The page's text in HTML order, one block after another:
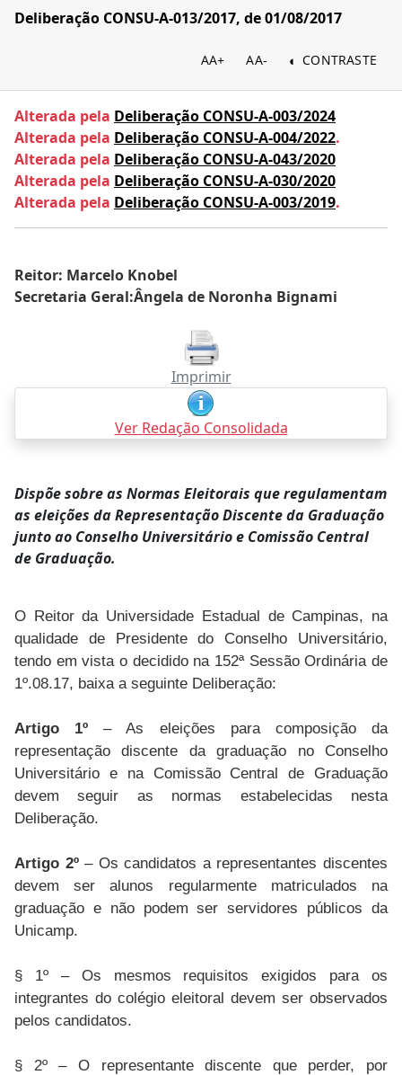
Deliberação CONSU-A-013/2017, de 01/08/2017
AA+ AA- CONTRASTE
Alterada pela Deliberação CONSU-A-003/2024
Alterada pela Deliberação CONSU-A-004/2022.
Alterada pela Deliberação CONSU-A-043/2020
Alterada pela Deliberação CONSU-A-030/2020
Alterada pela Deliberação CONSU-A-003/2019.
Reitor: Marcelo Knobel
Secretaria Geral:Ângela de Noronha Bignami
Imprimir
Ver Redação Consolidada
Dispõe sobre as Normas Eleitorais que regulamentam
as eleições da Representação Discente da Graduação
junto ao Conselho Universitário e Comissão Central
de Graduação.
O Reitor da Universidade Estadual de Campinas, na
qualidade de Presidente do Conselho Universitário,
tendo em vista o decidido na 152ª Sessão Ordinária de
1º.08.17, baixa a seguinte Deliberação:
Artigo 1º – As eleições para composição da
representação discente da graduação no Conselho
Universitário e na Comissão Central de Graduação
devem seguir as normas estabelecidas nesta
Deliberação.
Artigo 2º– Os candidatos a representantes discentes
devem ser alunos regularmente matriculados na
graduação e não podem ser servidores públicos da
Unicamp.
§ 1º – Os mesmos requisitos exigidos para os
integrantes do colégio eleitoral devem ser observados
pelos candidatos.
§ 2º – O representante discente que perder, por